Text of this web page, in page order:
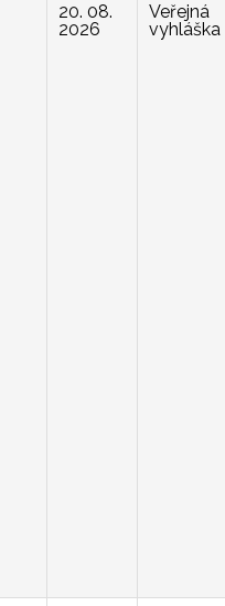
20. 08.
2026
Veřejná
vyhláška